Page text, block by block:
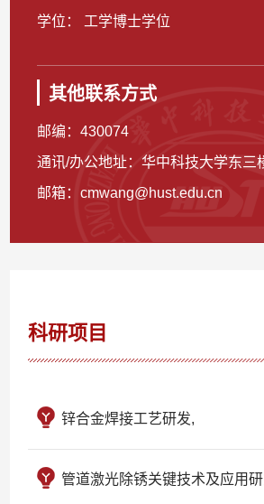
学位： 工学博士学位
其他联系方式
邮编：430074
通讯/办公地址：华中科技大学东三
邮箱：cmwang@hust.edu.cn
科研项目
锌合金焊接工艺研发,
管道激光除锈关键技术及应用